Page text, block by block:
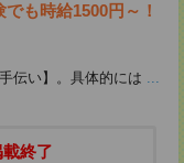
も時給1500円～！
伝い】。具体的には ...
終了